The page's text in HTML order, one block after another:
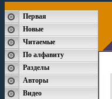
Первая
Новые
Читаемые
По алфавиту
Разделы
Авторы
Видео